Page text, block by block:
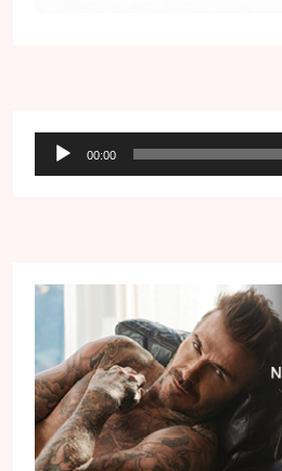
Audio
přehrávač
00:00